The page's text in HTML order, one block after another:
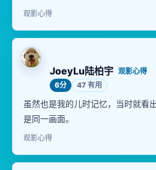
观影心得
JoeyLu陆柏宇 观影心得
6分
47 有用
虽然也是我的儿时记忆，当时就看
是同一画面。
观影心得